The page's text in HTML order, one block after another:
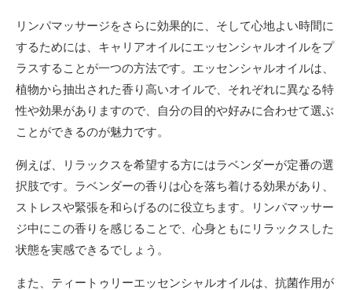
リンパマッサージをさらに効果的に、そして心地よい時間に
するためには、キャリアオイルにエッセンシャルオイルをプ
ラスすることが一つの方法です。エッセンシャルオイルは、
植物から抽出された香り高いオイルで、それぞれに異なる特
性や効果がありますので、自分の目的や好みに合わせて選ぶ
ことができるのが魅力です。
例えば、リラックスを希望する方にはラベンダーが定番の選
択肢です。ラベンダーの香りは心を落ち着ける効果があり、
ストレスや緊張を和らげるのに役立ちます。リンパマッサー
ジ中にこの香りを感じることで、心身ともにリラックスした
状態を実感できるでしょう。
また、ティートゥリーエッセンシャルオイルは、抗菌作用が